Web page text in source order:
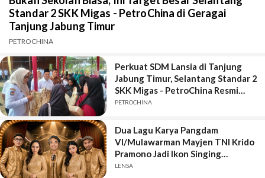
Standar 2 SKK Migas - PetroChina di Geragai
Tanjung Jabung Timur
PETROCHINA
Perkuat SDM Lansia di Tanjung
Jabung Timur, Selantang Standar 2
SKK Migas - PetroChina Resmi
Bergulir di Geragai
PETROCHINA
Dua Lagu Karya Pangdam
VI/Mulawarman Mayjen TNI Krido
Pramono Jadi Ikon Singing
Competition HUT Ke-81 RI
LENSA